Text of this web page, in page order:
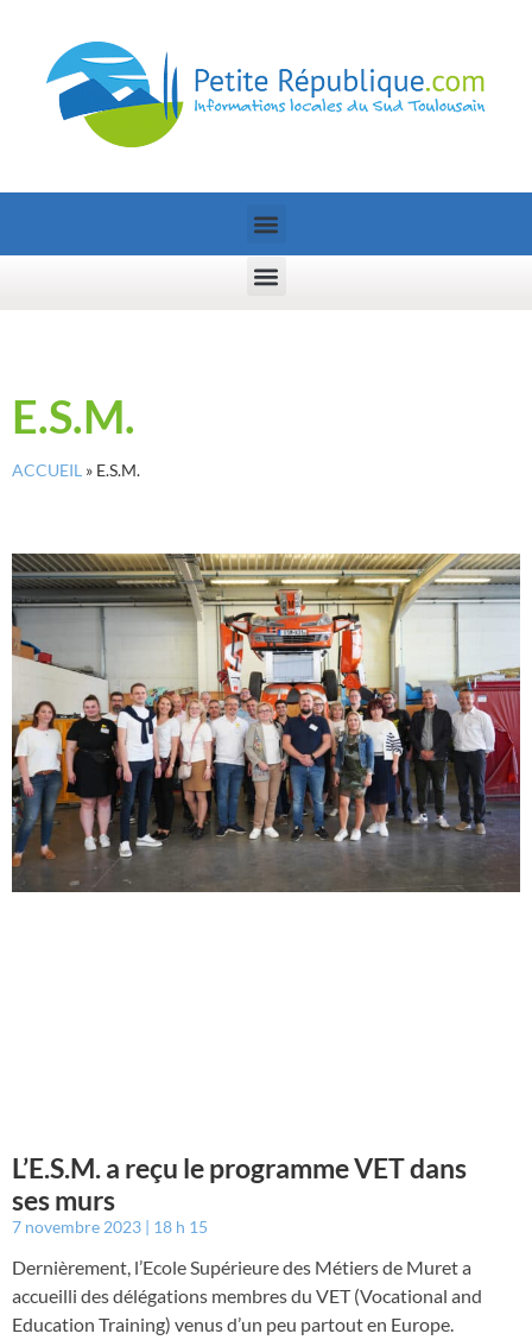
E.S.M.
ACCUEIL » E.S.M.
L’E.S.M. a reçu le programme VET dans
ses murs
7 novembre 2023 18 h 15
Dernièrement, l’Ecole Supérieure des Métiers de Muret a
accueilli des délégations membres du VET (Vocational and
Education Training) venus d’un peu partout en Europe.